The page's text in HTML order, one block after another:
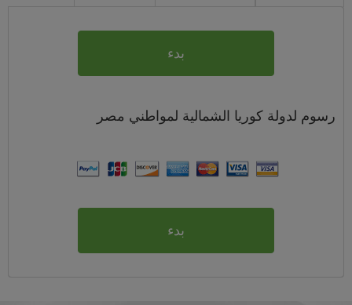
بدء
رسوم لدولة كوريا الشمالية لمواطني مصر
بدء